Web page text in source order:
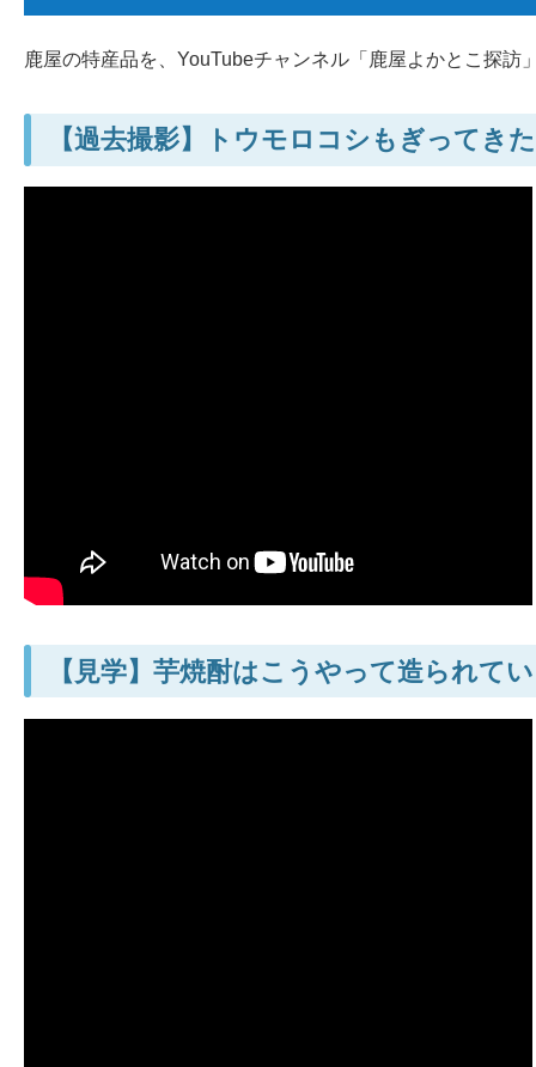
鹿屋の特産品を、YouTubeチャンネル「鹿屋よかとこ探訪
【過去撮影】トウモロコシもぎってき
【見学】芋焼酎はこうやって造られて